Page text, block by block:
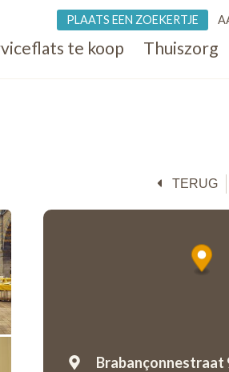
te koop Thuiszorg
PLAATS EEN ZOEKERTJE
TERUG
Brabançonnestraat